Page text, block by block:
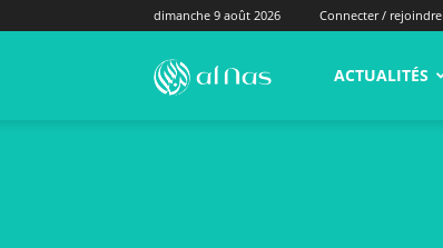
dimanche 9 août 2026 Connecter / rejoindre
alNas.fr ACTUALITÉS